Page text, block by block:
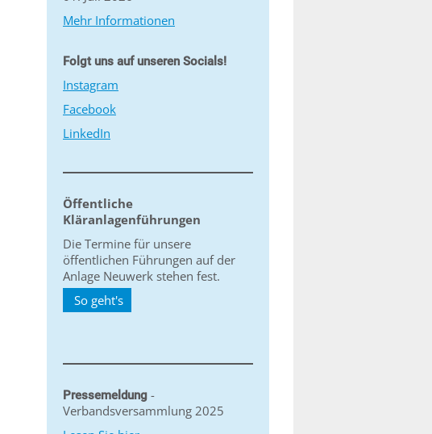
Mehr Informationen
Folgt uns auf unseren Socials!
Instagram
Facebook
LinkedIn
Öffentliche
Kläranlagenführungen
Die Termine für unsere
öffentlichen Führungen auf der
Anlage Neuwerk stehen fest.
So geht's
Pressemeldung -
Verbandsversammlung 2025